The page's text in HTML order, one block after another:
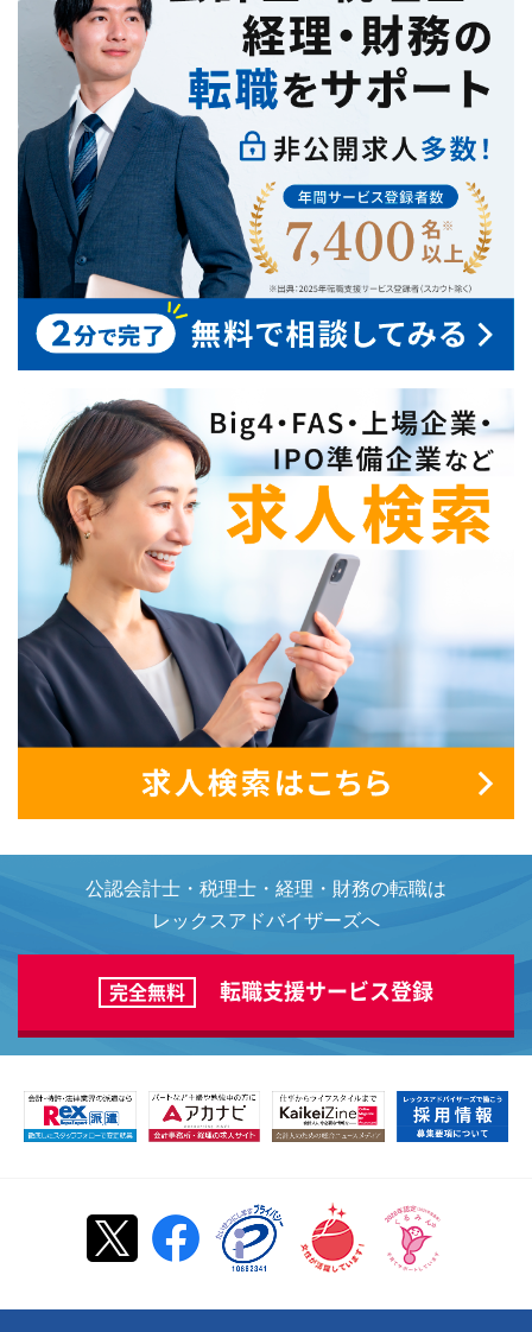
公認会計士・税理士・経理・財務の転職は
レックスアドバイザーズへ
完全無料 転職支援サービス登録